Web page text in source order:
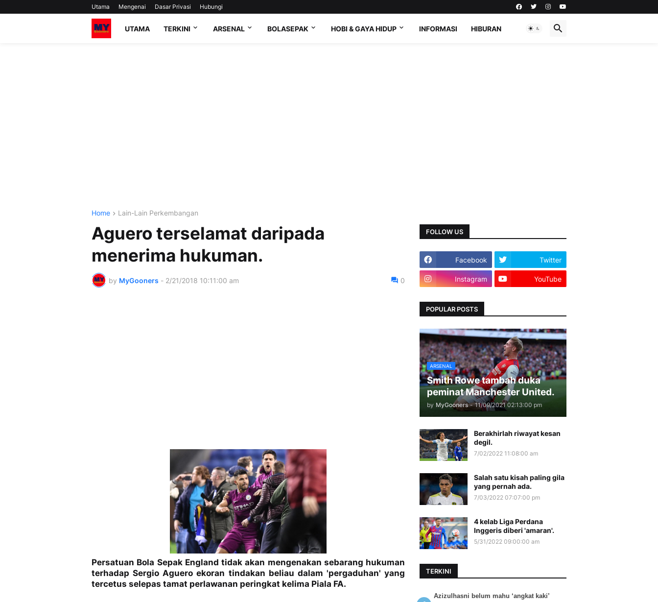
Utama Mengenai Dasar Privasi Hubungi
UTAMA TERKINI ARSENAL BOLASEPAK HOBI & GAYA HIDUP INFORMASI HIBURAN
Home Lain-Lain Perkembangan
Aguero terselamat daripada
menerima hukuman.
by MyGooners - 2/21/2018 10:11:00 am 0
Persatuan Bola Sepak England tidak akan mengenakan sebarang hukuman
terhadap Sergio Aguero ekoran tindakan beliau dalam 'pergaduhan' yang
tercetus selepas tamat perlawanan peringkat kelima Piala FA.
FOLLOW US
Facebook Twitter
Instagram YouTube
POPULAR POSTS
ARSENAL
Smith Rowe tambah duka
peminat Manchester United.
by MyGooners - 11/09/2021 02:13:00 pm
Berakhirlah riwayat kesan
degil.
7/02/2022 11:08:00 am
Salah satu kisah paling gila
yang pernah ada.
7/03/2022 07:07:00 pm
4 kelab Liga Perdana
Inggeris diberi 'amaran'.
5/31/2022 09:00:00 am
TERKINI
Azizulhasni belum mahu ‘angkat kaki’